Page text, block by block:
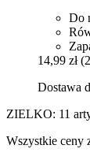
Do
14,99 zł
Dostawa
ZIELKO: 11
Wszystkie ceny